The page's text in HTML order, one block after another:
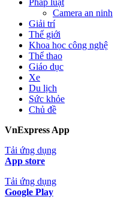
Pháp luật
Camera an ninh
Giải trí
Thế giới
Khoa học công nghệ
Thể thao
Giáo dục
Xe
Du lịch
Sức khỏe
Chủ đề
VnExpress App
Tải ứng dụng
App store
Tải ứng dụng
Google Play